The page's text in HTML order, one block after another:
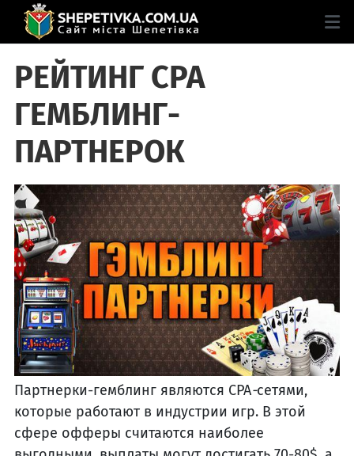
РЕЙТИНГ CPA
ГЕМБЛИНГ-
ПАРТНЕРОК
Партнерки-гемблинг являются CPA-сетями,
которые работают в индустрии игр. В этой
сфере офферы считаются наиболее